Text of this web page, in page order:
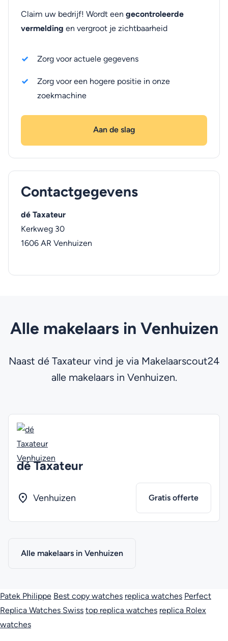
Claim uw bedrijf! Wordt een gecontroleerde
vermelding en vergroot je zichtbaarheid
Zorg voor actuele gegevens
Zorg voor een hogere positie in onze
zoekmachine
Aan de slag
Contactgegevens
dé Taxateur
Kerkweg 30
1606 AR Venhuizen
Alle makelaars in Venhuizen
Naast dé Taxateur vind je via Makelaarscout24
alle makelaars in Venhuizen.
dé Taxateur
Venhuizen Gratis offerte
Alle makelaars in Venhuizen
Patek Philippe Best copy watches replica watches Perfect
Replica Watches Swiss top replica watches replica Rolex
watches